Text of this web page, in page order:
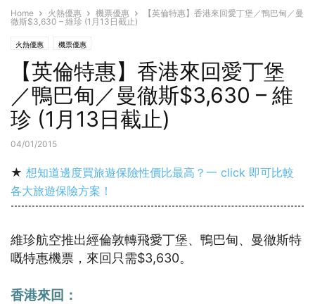
Home 火熱優惠 機票優惠
【英倫特惠】香港來回愛丁堡／鴨巴甸／曼
徹斯$3,630 – 維珍 (1月13日截止)
火熱優惠 機票優惠
【英倫特惠】香港來回愛丁堡
／鴨巴甸／曼徹斯$3,630 – 維
珍 (1月13日截止)
04/01/2015
★ 想知道邊度買旅遊保險性價比最高？一 click 即可比較
各大旅遊保險方案！
維珍航空推出經倫敦轉飛愛丁堡、鴨巴甸、曼徹斯特
嘅特惠機票，來回只需$3,630。
香港來回：